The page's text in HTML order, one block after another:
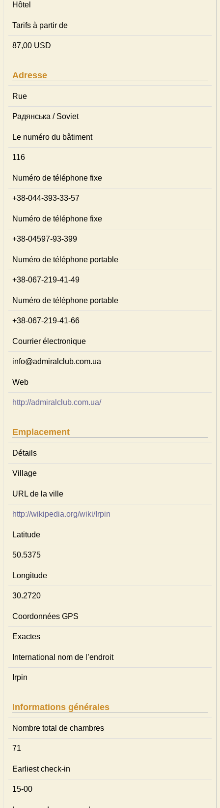
Hôtel
Tarifs à partir de
87,00 USD
Adresse
Rue
Радянська / Soviet
Le numéro du bâtiment
116
Numéro de téléphone fixe
+38-044-393-33-57
Numéro de téléphone fixe
+38-04597-93-399
Numéro de téléphone portable
+38-067-219-41-49
Numéro de téléphone portable
+38-067-219-41-66
Courrier électronique
info@admiralclub.com.ua
Web
http://admiralclub.com.ua/
Emplacement
Détails
Village
URL de la ville
http://wikipedia.org/wiki/Irpin
Latitude
50.5375
Longitude
30.2720
Coordonnées GPS
Exactes
International nom de l’endroit
Irpin
Informations générales
Nombre total de chambres
71
Earliest check-in
15-00